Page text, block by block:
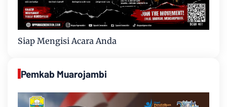
Siap Mengisi Acara Anda
Pemkab Muarojambi